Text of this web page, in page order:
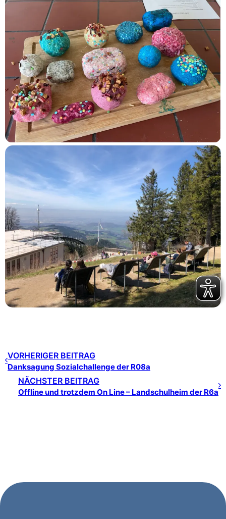
VORHERIGER BEITRAG
Danksagung Sozialchallenge der R08a
NÄCHSTER BEITRAG
Offline und trotzdem On Line – Landschulheim der R6a